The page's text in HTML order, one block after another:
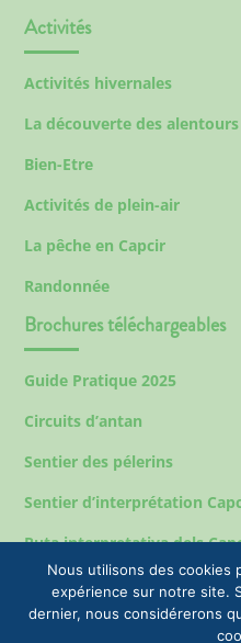
Activités
Activités hivernales
La découverte des alentours
Bien-Etre
Activités de plein-air
La pêche en Capcir
Randonnée
Brochures téléchargeables
Guide Pratique 2025
Circuits d’antan
Sentier des pélerins
Sentier d’interprétation
Ruta interpretativa dels
Nous utilisons des cookies
expérience sur notre site.
dernier, nous considérerons